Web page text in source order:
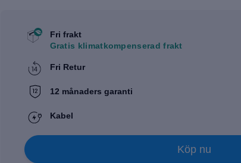
Fri frakt
Gratis klimatkompenserad frakt
Fri Retur
12 månaders garanti
Kabel
Köp nu